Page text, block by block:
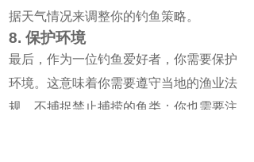
据天气情况来调整你的钓鱼策略。
8. 保护环境
最后，作为一位钓鱼爱好者，你需要保护
环境。这意味着你需要遵守当地的渔业法
规，不捕捉禁止捕捞的鱼类；你也需要注